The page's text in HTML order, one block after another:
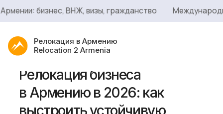
бизнес, ВНЖ, визы, гражданство
Релокация в Армению
Relocation 2 Armenia
Релокация бизнеса
в Армению в 2026: как
выстроить устойчивую